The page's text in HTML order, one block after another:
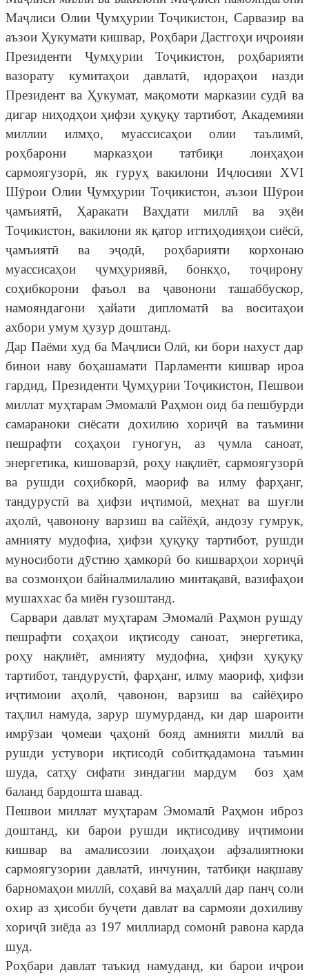
Маҷлиси Олии Ҷумҳурии Тоҷикистон, Сарвазир ва
аъзои Ҳукумати кишвар, Роҳбари Дастгоҳи иҷроияи
Президенти Ҷумҳурии Тоҷикистон, роҳбарияти
вазорату кумитаҳои давлатӣ, идораҳои назди
Президент ва Ҳукумат, мақомоти марказии судӣ ва
дигар ниҳодҳои ҳифзи ҳуқуқу тартибот, Академияи
миллии илмҳо, муассисаҳои олии таълимӣ,
роҳбарони марказҳои татбиқи лоиҳаҳои
сармоягузорӣ, як гуруҳ вакилони Иҷлосияи XVI
Шӯрои Олии Ҷумҳурии Тоҷикистон, аъзои Шӯрои
ҷамъиятӣ, Ҳаракати Ваҳдати миллӣ ва эҳёи
Тоҷикистон, вакилони як қатор иттиҳодияҳои сиёсӣ,
ҷамъиятӣ ва эҷодӣ, роҳбарияти корхонаю
муассисаҳои ҷумҳуриявӣ, бонкҳо, тоҷирону
соҳибкорони фаъол ва ҷавонони ташаббускор,
намояндагони ҳайати дипломатӣ ва воситаҳои
ахбори умум ҳузур доштанд.
Дар Паёми худ ба Маҷлиси Олӣ, ки бори нахуст дар
бинои наву боҳашамати Парламенти кишвар ироа
гардид, Президенти Ҷумҳурии Тоҷикистон, Пешвои
миллат муҳтарам Эмомалӣ Раҳмон оид ба пешбурди
самараноки сиёсати дохилию хориҷӣ ва таъмини
пешрафти соҳаҳои гуногун, аз ҷумла саноат,
энергетика, кишоварзӣ, роҳу нақлиёт, сармоягузорӣ
ва рушди соҳибкорӣ, маориф ва илму фарҳанг,
тандурустӣ ва ҳифзи иҷтимоӣ, меҳнат ва шуғли
аҳолӣ, ҷавонону варзиш ва сайёҳӣ, андозу гумрук,
амнияту мудофиа, ҳифзи ҳуқуқу тартибот, рушди
муносиботи дӯстию ҳамкорӣ бо кишварҳои хориҷӣ
ва созмонҳои байналмилалию минтақавӣ, вазифаҳои
мушаххас ба миён гузоштанд.
Сарвари давлат муҳтарам Эмомалӣ Раҳмон рушду
пешрафти соҳаҳои иқтисоду саноат, энергетика,
роҳу нақлиёт, амнияту мудофиа, ҳифзи ҳуқуқу
тартибот, тандурустӣ, фарҳанг, илму маориф, ҳифзи
иҷтимоии аҳолӣ, ҷавонон, варзиш ва сайёҳиро
таҳлил намуда, зарур шумурданд, ки дар шароити
имрӯзаи ҷомеаи ҷаҳонӣ бояд амнияти миллӣ ва
рушди устувори иқтисодӣ собитқадамона таъмин
шуда, сатҳу сифати зиндагии мардум боз ҳам
баланд бардошта шавад.
Пешвои миллат муҳтарам Эмомалӣ Раҳмон иброз
доштанд, ки барои рушди иқтисодиву иҷтимоии
кишвар ва амалисозии лоиҳаҳои афзалиятноки
сармоягузории давлатӣ, инчунин, татбиқи нақшаву
барномаҳои миллӣ, соҳавӣ ва маҳаллӣ дар панҷ соли
охир аз ҳисоби буҷети давлат ва сармояи дохиливу
хориҷӣ зиёда аз 197 миллиард сомонӣ равона карда
шуд.
Роҳбари давлат таъкид намуданд, ки барои иҷрои